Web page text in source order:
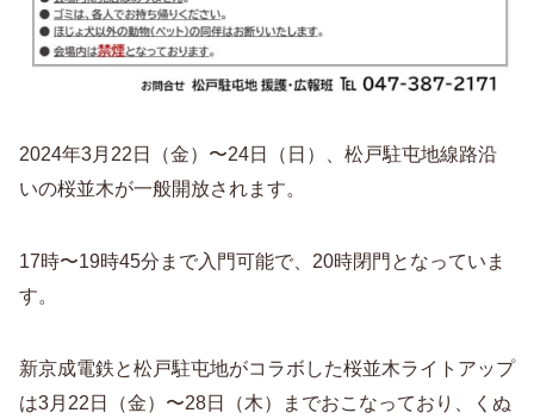
2024年3月22日（金）〜24日（日）、松戸駐屯地線路沿
いの桜並木が一般開放されます。
17時〜19時45分まで入門可能で、20時閉門となっていま
す。
新京成電鉄と松戸駐屯地がコラボした桜並木ライトアップ
は3月22日（金）〜28日（木）までおこなっており、くぬ